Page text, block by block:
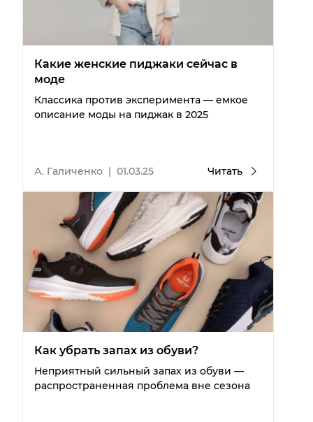
Какие женские пиджаки сейчас в
моде
Классика против эксперимента — емкое
описание моды на пиджак в 2025
А. Галиченко | 01.03.25 Читать
Как убрать запах из обуви?
Неприятный сильный запах из обуви —
распространенная проблема вне сезона